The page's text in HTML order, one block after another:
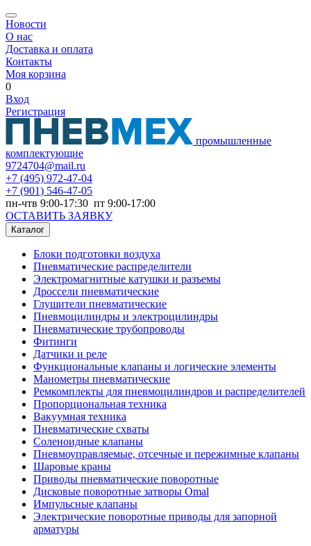
Новости
О нас
Доставка и оплата
Контакты
Моя корзина
0
Вход
Регистрация
промышленные
комплектующие
9724704@mail.ru
+7 (495) 972-47-04
+7 (901) 546-47-05
пн-чтв 9:00-17:30 пт 9:00-17:00
ОСТАВИТЬ ЗАЯВКУ
Каталог
Блоки подготовки воздуха
Пневматические распределители
Электромагнитные катушки и разъемы
Дроссели пневматические
Глушители пневматические
Пневмоцилиндры и электроцилиндры
Пневматические трубопроводы
Фитинги
Датчики и реле
Функциональные клапаны и логические элементы
Манометры пневматические
Ремкомплекты для пневмоцилиндров и распределителей
Пропорциональная техника
Вакуумная техника
Пневматические схваты
Соленоидные клапаны
Пневмоуправляемые, отсечные и пережимные клапаны
Шаровые краны
Приводы пневматические поворотные
Дисковые поворотные затворы Omal
Импульсные клапаны
Электрические поворотные приводы для запорной
арматуры